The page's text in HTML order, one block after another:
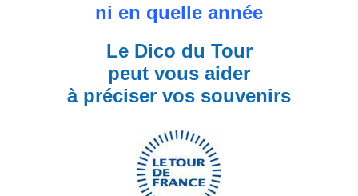
ni en quelle année
Le Dico du Tour
peut vous aider
à préciser vos souvenirs